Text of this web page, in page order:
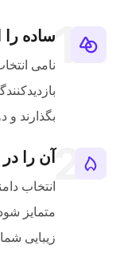
ساده را
نامی
بگذارند و
آن را
متمایز
زیبایی